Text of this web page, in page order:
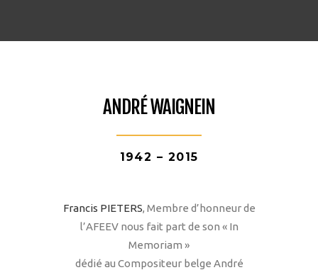
ANDRÉ WAIGNEIN
1942 – 2015
Francis PIETERS, Membre d’honneur de
l’AFEEV nous fait part de son « In
Memoriam »
dédié au Compositeur belge André